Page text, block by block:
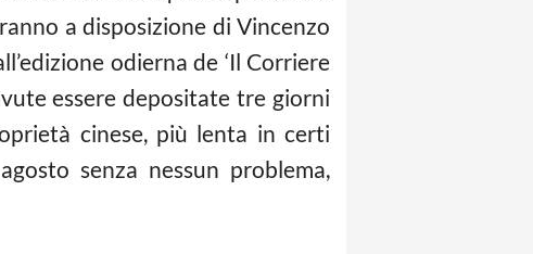
a disposizione di Vincenzo
odierna de ‘Il Corriere
essere depositate tre giorni
cinese, più lenta in certi
senza nessun problema,